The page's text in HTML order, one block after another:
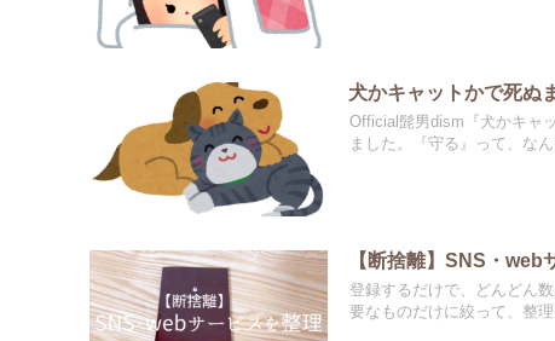
犬かキャットかで死ぬ
Official髭男dism『犬かキャ
ました。『守る』って、な
【断捨離】SNS・web
登録するだけで、どんどん
要なものだけに絞って、整理